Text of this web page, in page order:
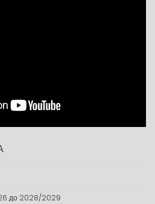
до 2028/2029